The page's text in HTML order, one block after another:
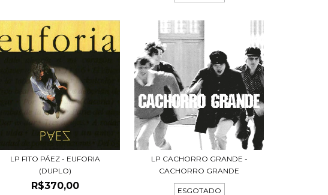
LP FITO PÁEZ - EUFORIA
(DUPLO)
R$370,00
LP CACHORRO GRANDE -
CACHORRO GRANDE
ESGOTADO